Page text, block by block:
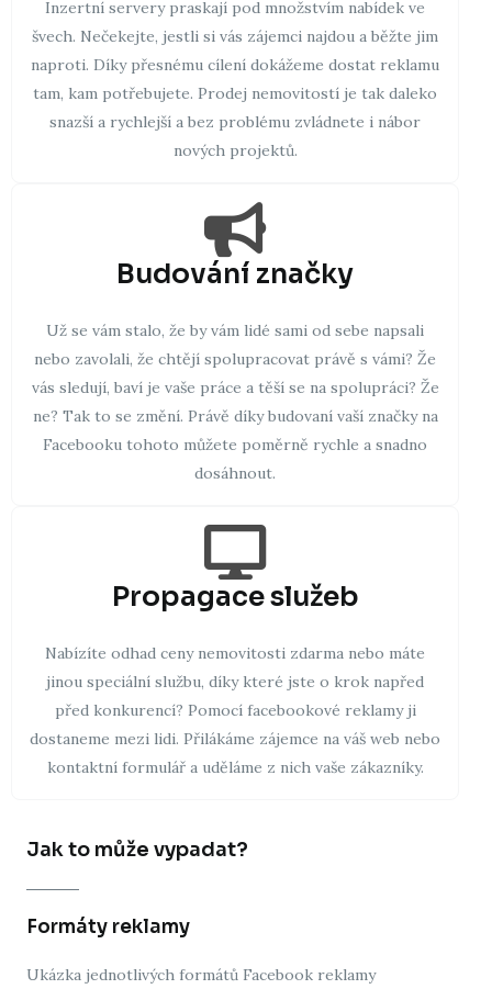
Inzertní servery praskají pod množstvím nabídek ve
švech. Nečekejte, jestli si vás zájemci najdou a běžte jim
naproti. Díky přesnému cílení dokážeme dostat reklamu
tam, kam potřebujete. Prodej nemovitostí je tak daleko
snazší a rychlejší a bez problému zvládnete i nábor
nových projektů.
Budování značky
Už se vám stalo, že by vám lidé sami od sebe napsali
nebo zavolali, že chtějí spolupracovat právě s vámi? Že
vás sledují, baví je vaše práce a těší se na spolupráci? Že
ne? Tak to se změní. Právě díky budovaní vaší značky na
Facebooku tohoto můžete poměrně rychle a snadno
dosáhnout.
Propagace služeb
Nabízíte odhad ceny nemovitosti zdarma nebo máte
jinou speciální službu, díky které jste o krok napřed
před konkurencí? Pomocí facebookové reklamy ji
dostaneme mezi lidi. Přilákáme zájemce na váš web nebo
kontaktní formulář a uděláme z nich vaše zákazníky.
Jak to může vypadat?
Formáty reklamy
Ukázka jednotlivých formátů Facebook reklamy